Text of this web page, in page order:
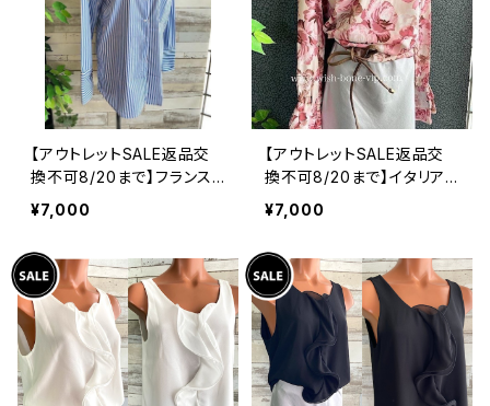
【アウトレットSALE返品交
換不可8/20まで】フランス
インポート・BIGシャツ｜ピ
ンストライプ デザインシャ
ロングシャツ/ブルー
¥7,000
【アウトレットSALE返品交
換不可8/20まで】イタリア
製トップス｜ Made in ITA
LY｜フリル長袖 ロマンテ
プス/ピンク-SALE
¥7,000